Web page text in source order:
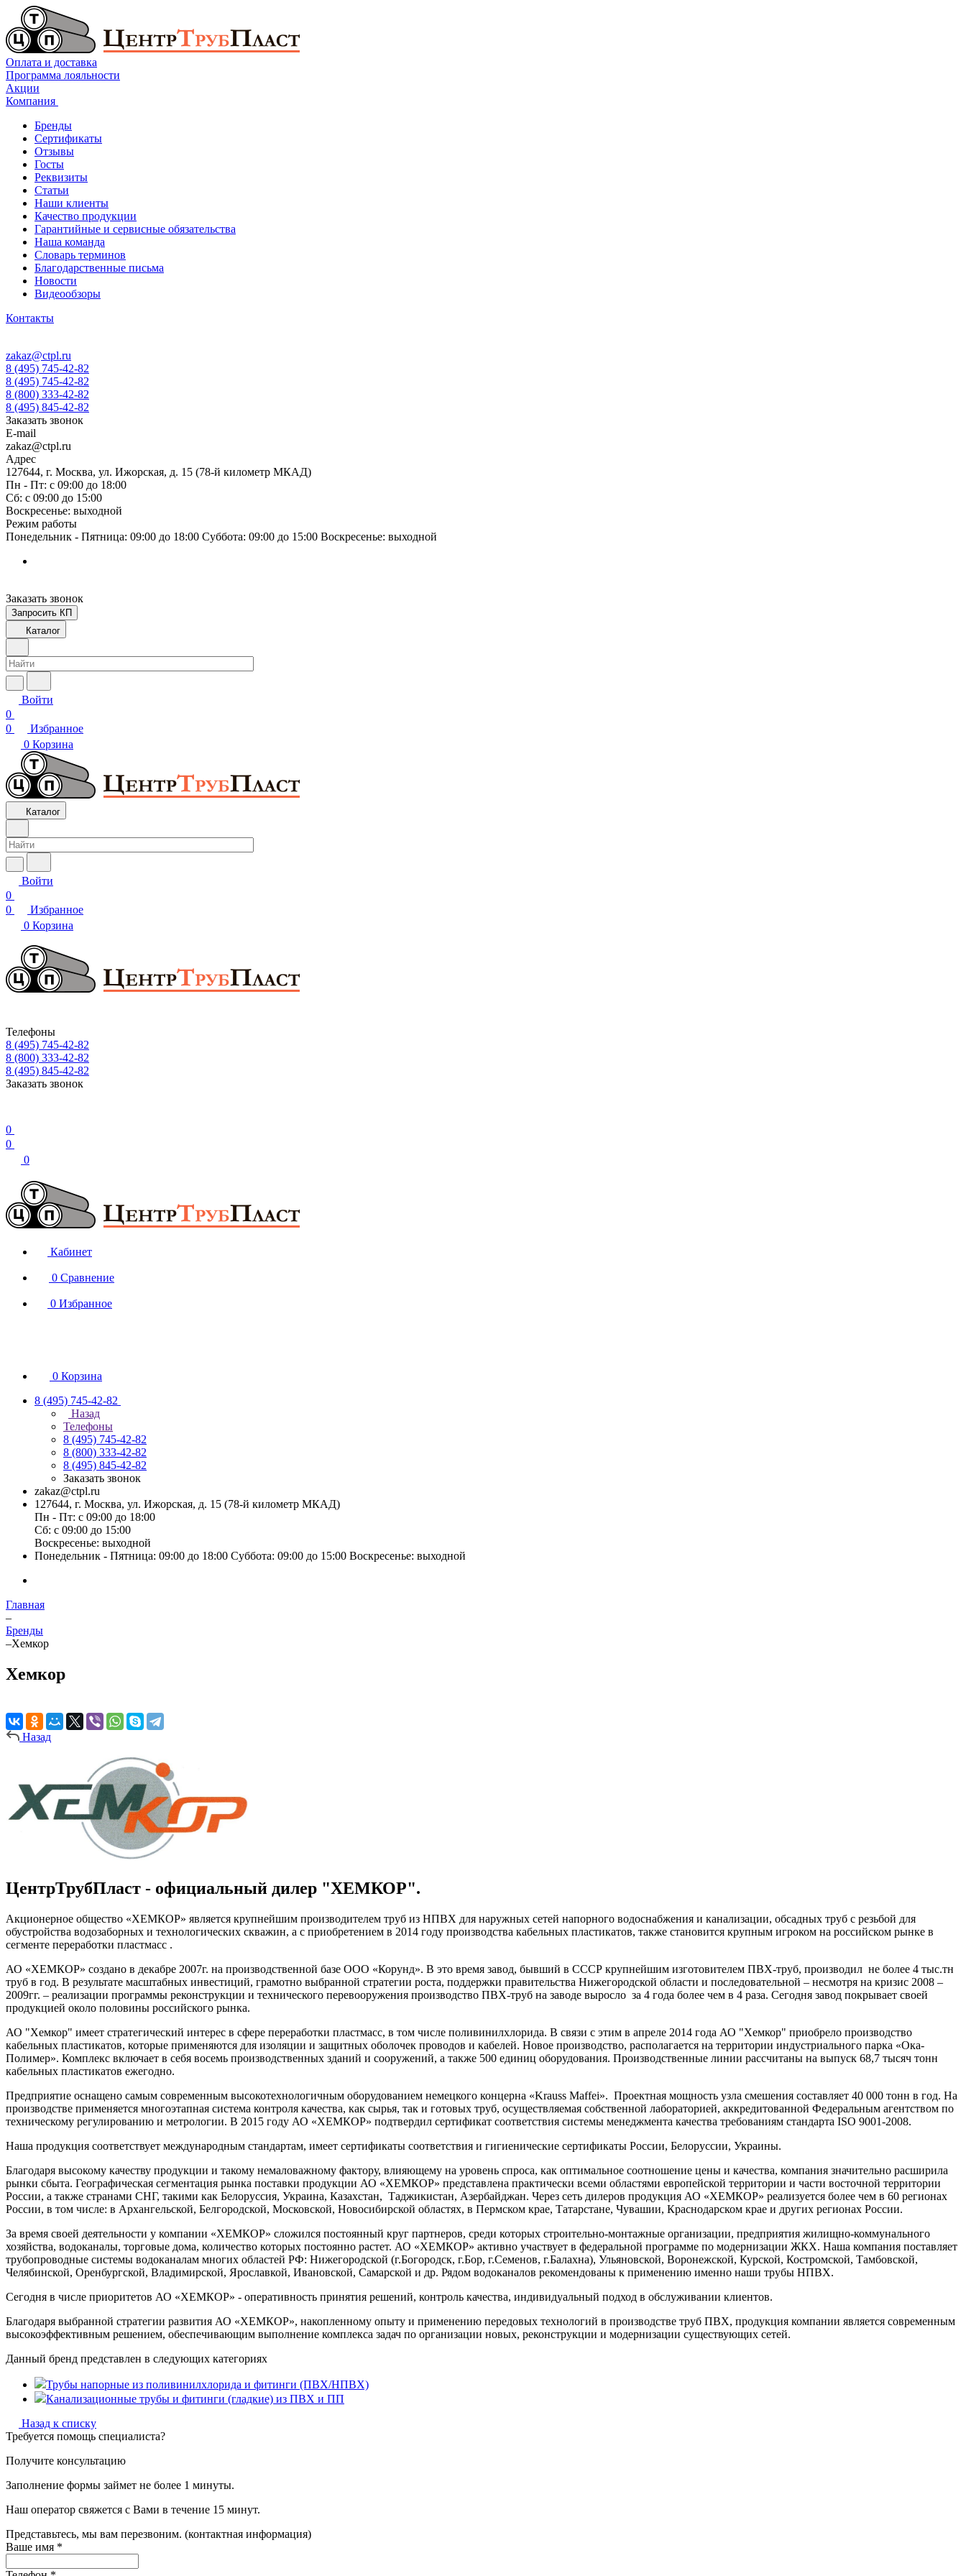
Оплата и доставка
Программа лояльности
Акции
Компания
Бренды
Сертификаты
Отзывы
Госты
Реквизиты
Статьи
Наши клиенты
Качество продукции
Гарантийные и сервисные обязательства
Наша команда
Словарь терминов
Благодарственные письма
Новости
Видеообзоры
Контакты
zakaz@ctpl.ru
8 (495) 745-42-82
8 (495) 745-42-82
8 (800) 333-42-82
8 (495) 845-42-82
Заказать звонок
E-mail
zakaz@ctpl.ru
Адрес
127644, г. Москва, ул. Ижорская, д. 15 (78-й километр МКАД)
Пн - Пт: с 09:00 до 18:00
Сб: с 09:00 до 15:00
Воскресенье: выходной
Режим работы
Понедельник - Пятница: 09:00 до 18:00 Суббота: 09:00 до 15:00 Воскресенье: выходной
Заказать звонок
Запросить КП
Каталог
Войти
0
0
Избранное
0 Корзина
Каталог
Войти
0
0
Избранное
0 Корзина
Телефоны
8 (495) 745-42-82
8 (800) 333-42-82
8 (495) 845-42-82
Заказать звонок
0
0
0
Кабинет
0 Сравнение
0 Избранное
0 Корзина
8 (495) 745-42-82
Назад
Телефоны
8 (495) 745-42-82
8 (800) 333-42-82
8 (495) 845-42-82
Заказать звонок
zakaz@ctpl.ru
127644, г. Москва, ул. Ижорская, д. 15 (78-й километр МКАД)
Пн - Пт: с 09:00 до 18:00
Сб: с 09:00 до 15:00
Воскресенье: выходной
Понедельник - Пятница: 09:00 до 18:00 Суббота: 09:00 до 15:00 Воскресенье: выходной
Главная
–
Бренды
–Хемкор
Хемкор
Назад
ЦентрТрубПласт - официальный дилер "ХЕМКОР".
Акционерное общество «ХЕМКОР» является крупнейшим производителем труб из НПВХ для наружных сетей напорного водоснабжения и канализации, обсадных труб с резьбой для
обустройства водозаборных и технологических скважин, а с приобретением в 2014 году производства кабельных пластикатов, также становится крупным игроком на российском рынке в
сегменте переработки пластмасс .
АО «ХЕМКОР» создано в декабре 2007г. на производственной базе ООО «Корунд». В это время завод, бывший в СССР крупнейшим изготовителем ПВХ-труб, производил не более 4 тыс.тн
труб в год. В результате масштабных инвестиций, грамотно выбранной стратегии роста, поддержки правительства Нижегородской области и последовательной – несмотря на кризис 2008 –
2009гг. – реализации программы реконструкции и технического перевооружения производство ПВХ-труб на заводе выросло за 4 года более чем в 4 раза. Сегодня завод покрывает своей
продукцией около половины российского рынка.
АО "Хемкор" имеет стратегический интерес в сфере переработки пластмасс, в том числе поливинилхлорида. В связи с этим в апреле 2014 года АО "Хемкор" приобрело производство
кабельных пластикатов, которые применяются для изоляции и защитных оболочек проводов и кабелей. Новое производство, располагается на территории индустриального парка «Ока-
Полимер». Комплекс включает в себя восемь производственных зданий и сооружений, а также 500 единиц оборудования. Производственные линии рассчитаны на выпуск 68,7 тысяч тонн
кабельных пластикатов ежегодно.
Предприятие оснащено самым современным высокотехнологичным оборудованием немецкого концерна «Krauss Maffei». Проектная мощность узла смешения составляет 40 000 тонн в год. На
производстве применяется многоэтапная система контроля качества, как сырья, так и готовых труб, осуществляемая собственной лабораторией, аккредитованной Федеральным агентством по
техническому регулированию и метрологии. В 2015 году АО «ХЕМКОР» подтвердил сертификат соответствия системы менеджмента качества требованиям стандарта ISO 9001-2008.
Наша продукция соответствует международным стандартам, имеет сертификаты соответствия и гигиенические сертификаты России, Белоруссии, Украины.
Благодаря высокому качеству продукции и такому немаловажному фактору, влияющему на уровень спроса, как оптимальное соотношение цены и качества, компания значительно расширила
рынки сбыта. Географическая сегментация рынка поставки продукции АО «ХЕМКОР» представлена практически всеми областями европейской территории и части восточной территории
России, а также странами СНГ, такими как Белоруссия, Украина, Казахстан, Таджикистан, Азербайджан. Через сеть дилеров продукция АО «ХЕМКОР» реализуется более чем в 60 регионах
России, в том числе: в Архангельской, Белгородской, Московской, Новосибирской областях, в Пермском крае, Татарстане, Чувашии, Краснодарском крае и других регионах России.
За время своей деятельности у компании «ХЕМКОР» сложился постоянный круг партнеров, среди которых строительно-монтажные организации, предприятия жилищно-коммунального
хозяйства, водоканалы, торговые дома, количество которых постоянно растет. АО «ХЕМКОР» активно участвует в федеральной программе по модернизации ЖКХ. Наша компания поставляет
трубопроводные системы водоканалам многих областей РФ: Нижегородской (г.Богородск, г.Бор, г.Семенов, г.Балахна), Ульяновской, Воронежской, Курской, Костромской, Тамбовской,
Челябинской, Оренбургской, Владимирской, Ярославкой, Ивановской, Самарской и др. Рядом водоканалов рекомендованы к применению именно наши трубы НПВХ.
Сегодня в числе приоритетов АО «ХЕМКОР» - оперативность принятия решений, контроль качества, индивидуальный подход в обслуживании клиентов.
Благодаря выбранной стратегии развития АО «ХЕМКОР», накопленному опыту и применению передовых технологий в производстве труб ПВХ, продукция компании является современным
высокоэффективным решением, обеспечивающим выполнение комплекса задач по организации новых, реконструкции и модернизации существующих сетей.
Данный бренд представлен в следующих категориях
Трубы напорные из поливинилхлорида и фитинги (ПВХ/НПВХ)
Канализационные трубы и фитинги (гладкие) из ПВХ и ПП
Назад к списку
Требуется помощь специалиста?
Получите консультацию
Заполнение формы займет не более 1 минуты.
Наш оператор свяжется с Вами в течение 15 минут.
Представьтесь, мы вам перезвоним. (контактная информация)
Ваше имя *